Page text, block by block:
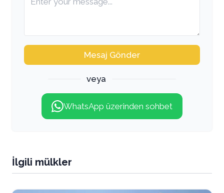
Mesaj Gönder
veya
WhatsApp üzerinden sohbet
İlgili mülkler